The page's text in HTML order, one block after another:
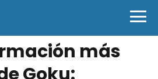
más